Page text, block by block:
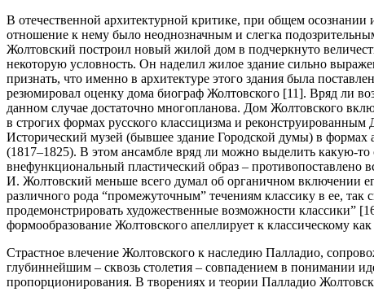
В отечественной архитектурной критике, при общем
отношение к нему было неоднозначным и слегка
Жолтовский построил новый жилой дом в подчеркнуто
некоторую условность. Он наделил жилое здание сильно
признать, что именно в архитектуре этого здания была
резюмировал оценку дома биограф Жолтовского [11]. Вряд ли
данном случае достаточно многопланова. Дом Жолтовского
в строгих формах русского классицизма и
Исторический музей (бывшее здание Городской думы) в
(1817–1825). В этом ансамбле вряд ли можно выделить какую-
внефункциональный пластический образ –
И. Жолтовский меньше всего думал об органичном включении
различного рода “промежуточным” течениям классику в ее,
продемонстрировать художественные возможности
формообразование Жолтовского апеллирует к классическому
Страстное влечение Жолтовского к наследию Палладио,
глубиннейшим – сквозь столетия – совпадением в понимании
пропорционирования. В творениях и теории Палладио